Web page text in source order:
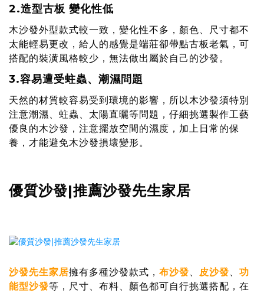
2.造型古板 變化性低
木沙發外型款式較一致，變化性不多，顏色、尺寸都不
太能輕易更改，給人的感覺是端莊卻帶點古板老氣，可
搭配的裝潢風格較少，無法做出屬於自己的沙發。
3.容易遭受蛀蟲、潮濕問題
天然的材質較容易受到環境的影響，所以木沙發須特別
注意潮濕、蛀蟲、太陽直曬等問題，仔細挑選製作工藝
優良的木沙發，注意擺放空間的濕度，加上日常的保
養，才能避免木沙發損壞變形。
優質沙發|推薦沙發先生家居
沙發先生家居擁有多種沙發款式， 布沙發、 皮沙發、 功
能型沙發等，尺寸、布料、顏色都可自行挑選搭配，在